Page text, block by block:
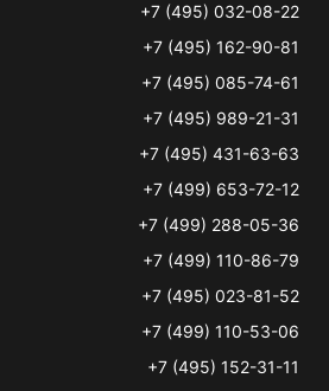
+7 (495) 032-08-22
+7 (495) 162-90-81
+7 (495) 085-74-61
+7 (495) 989-21-31
+7 (495) 431-63-63
+7 (499) 653-72-12
+7 (499) 288-05-36
+7 (499) 110-86-79
+7 (495) 023-81-52
+7 (499) 110-53-06
+7 (495) 152-31-11